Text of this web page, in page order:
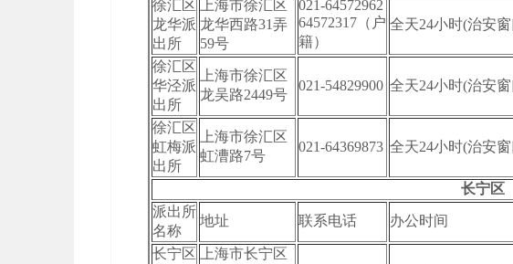
徐汇区
龙华派
出所
上海市徐汇区
龙华西路31弄
59号
021-64572962
64572317（户
籍）
全天24小时(治安
徐汇区
华泾派
出所
上海市徐汇区
龙吴路2449号
021-54829900 全天24小时(治安
徐汇区
虹梅派
出所
上海市徐汇区
虹漕路7号
021-64369873 全天24小时(治安
长宁区
派出所
名称
地址 联系电话 办公时间
长宁区
上海市长宁区